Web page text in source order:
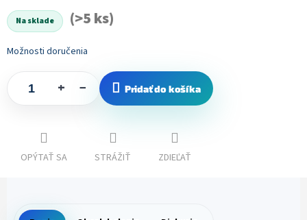
Na sklade
(>5 ks)
Možnosti doručenia
+ − Pridať do košíka
OPÝTAŤ SA STRÁŽIŤ ZDIEĽAŤ